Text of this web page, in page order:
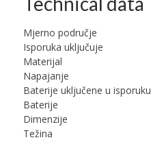
Mjerno područje
Isporuka uključuje
Materijal
Napajanje
Baterije uključene u isporuku
Baterije
Dimenzije
Težina